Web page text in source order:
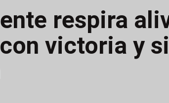
respira
victoria y